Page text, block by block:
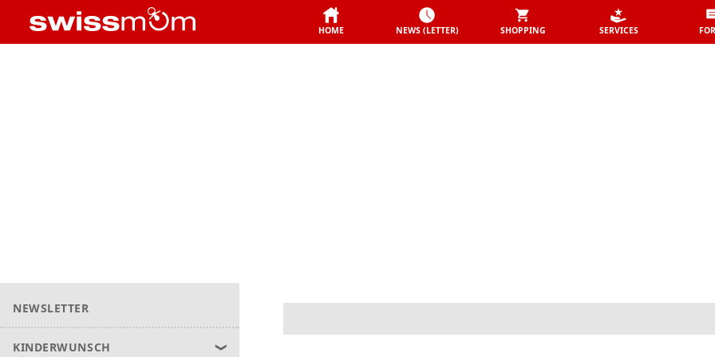
HOME NEWS (LETTER) SHOPPING SERVICES
NEWSLETTER
KINDERWUNSCH